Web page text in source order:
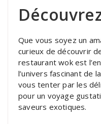
Que vous soyez un
curieux de découvrir
restaurant wok est
l’univers fascinant de
vous tenter par les
pour un voyage
saveurs exotiques.